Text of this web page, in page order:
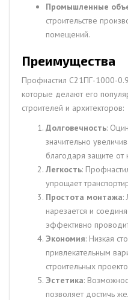
Промышленные
строительстве
помещений.
Преимущества
Профнастил С21ПГ-1000-
которые делают его
строителей и архитекторов:
Долговечность:
значительно
благодаря защите от
Легкость:
упрощает
Простота монтажа:
нарезается и
эффективно
Экономия: Низкая
привлекательным
строительных
Эстетика:
позволяет достичь